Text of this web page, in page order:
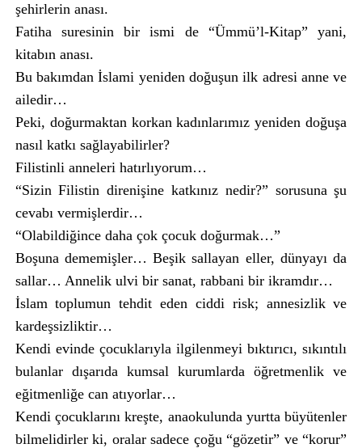
şehirlerin anası.
Fatiha suresinin bir ismi de “Ümmü’l-Kitap” yani,
kitabın anası.
Bu bakımdan İslami yeniden doğuşun ilk adresi anne ve
ailedir…
Peki, doğurmaktan korkan kadınlarımız yeniden doğuşa
nasıl katkı sağlayabilirler?
Filistinli anneleri hatırlıyorum…
“Sizin Filistin direnişine katkınız nedir?” sorusuna şu
cevabı vermişlerdir…
“Olabildiğince daha çok çocuk doğurmak…”
Boşuna dememişler… Beşik sallayan eller, dünyayı da
sallar… Annelik ulvi bir sanat, rabbani bir ikramdır…
İslam toplumun tehdit eden ciddi risk; annesizlik ve
kardeşsizliktir…
Kendi evinde çocuklarıyla ilgilenmeyi bıktırıcı, sıkıntılı
bulanlar dışarıda kumsal kurumlarda öğretmenlik ve
eğitmenliğe can atıyorlar…
Kendi çocuklarını kreşte, anaokulunda yurtta büyütenler
bilmelidirler ki, oralar sadece çoğu “gözetir” ve “korur”